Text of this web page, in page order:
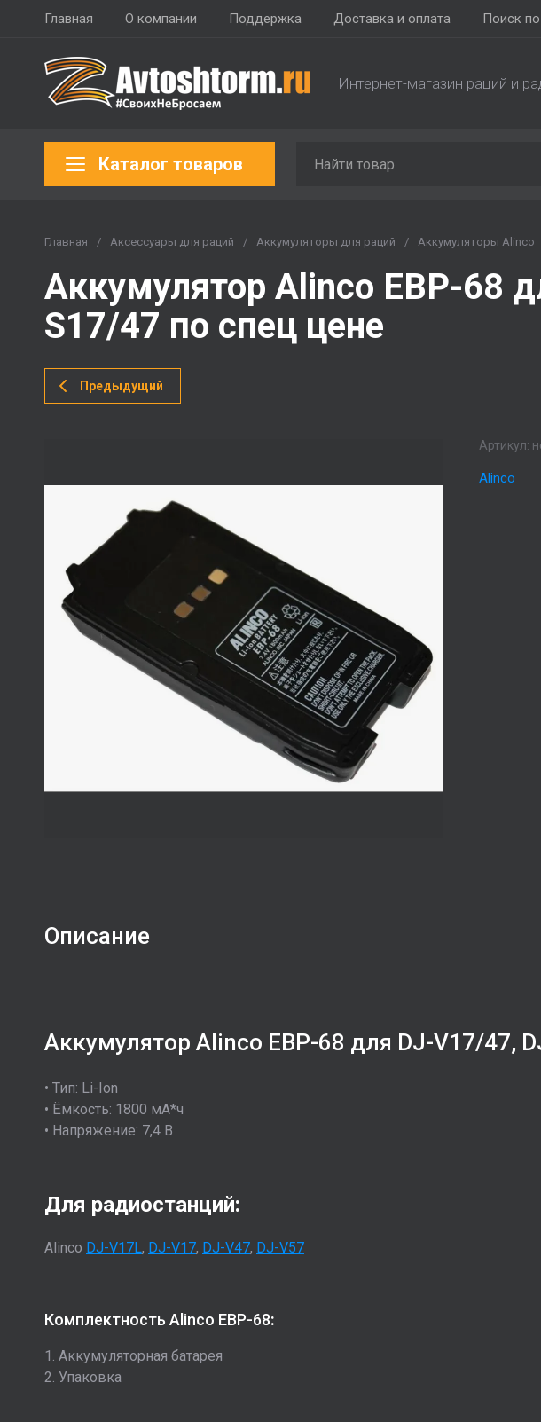
Главная О компании Поддержка Доставка и оплата Поиск по
Интернет-магазин раций и
Каталог товаров
Главная / Аксессуары для раций / Аккумуляторы для раций / Аккумуляторы Alinco
Аккумулятор Alinco EBP-68
S17/47 по спец цене
Предыдущий
Артикул:
Alinco
Описание
Аккумулятор Alinco EBP-68 для DJ-V17/47,
• Тип: Li-Ion
• Ёмкость: 1800 мА*ч
• Напряжение: 7,4 В
Для радиостанций:
Alinco DJ-V17L, DJ-V17, DJ-V47, DJ-V57
Комплектность Alinco EBP-68:
1. Аккумуляторная батарея
2. Упаковка